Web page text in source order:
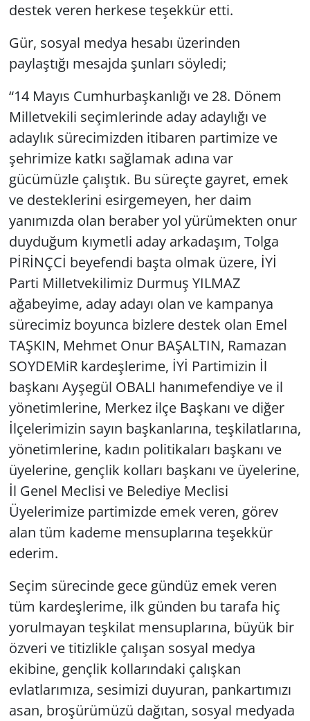
destek veren herkese teşekkür etti.
Gür, sosyal medya hesabı üzerinden
paylaştığı mesajda şunları söyledi;
“14 Mayıs Cumhurbaşkanlığı ve 28. Dönem
Milletvekili seçimlerinde aday adaylığı ve
adaylık sürecimizden itibaren partimize ve
şehrimize katkı sağlamak adına var
gücümüzle çalıştık. Bu süreçte gayret, emek
ve desteklerini esirgemeyen, her daim
yanımızda olan beraber yol yürümekten onur
duyduğum kıymetli aday arkadaşım, Tolga
PİRİNÇCİ beyefendi başta olmak üzere, İYİ
Parti Milletvekilimiz Durmuş YILMAZ
ağabeyime, aday adayı olan ve kampanya
sürecimiz boyunca bizlere destek olan Emel
TAŞKIN, Mehmet Onur BAŞALTIN, Ramazan
SOYDEMiR kardeşlerime, İYİ Partimizin İl
başkanı Ayşegül OBALI hanımefendiye ve il
yönetimlerine, Merkez ilçe Başkanı ve diğer
İlçelerimizin sayın başkanlarına, teşkilatlarına,
yönetimlerine, kadın politikaları başkanı ve
üyelerine, gençlik kolları başkanı ve üyelerine,
İl Genel Meclisi ve Belediye Meclisi
Üyelerimize partimizde emek veren, görev
alan tüm kademe mensuplarına teşekkür
ederim.
Seçim sürecinde gece gündüz emek veren
tüm kardeşlerime, ilk günden bu tarafa hiç
yorulmayan teşkilat mensuplarına, büyük bir
özveri ve titizlikle çalışan sosyal medya
ekibine, gençlik kollarındaki çalışkan
evlatlarımıza, sesimizi duyuran, pankartımızı
asan, broşürümüzü dağıtan, sosyal medyada